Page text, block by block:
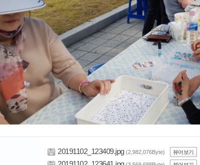
20191102_123409.jpg (2,982,076Byte) 뷰어보기